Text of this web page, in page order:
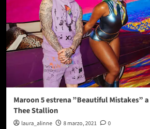
Maroon 5 estrena ”Beautiful Mistakes”
Thee Stallion
laura_alinne 8 marzo, 2021
0